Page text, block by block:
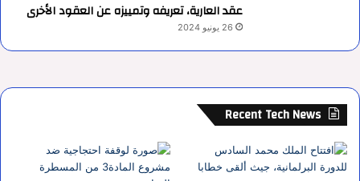
عقد العارية، تعريفه وتمييزه عن العقود الأخرى
26 يونيو 2024
Recent Tech News